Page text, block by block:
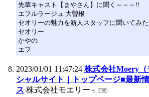
先輩キャスト【まやさん】に聞く～～～!!
エフルラージュ 大曽根
セオリーの魅力を新人スタッフに聞いてみた
セオリー
かやの
エフ
2023/01/01 11:47:24 株式会社Moery
シャルサイト｜トップページ■最新
ス 株式会社モエリー